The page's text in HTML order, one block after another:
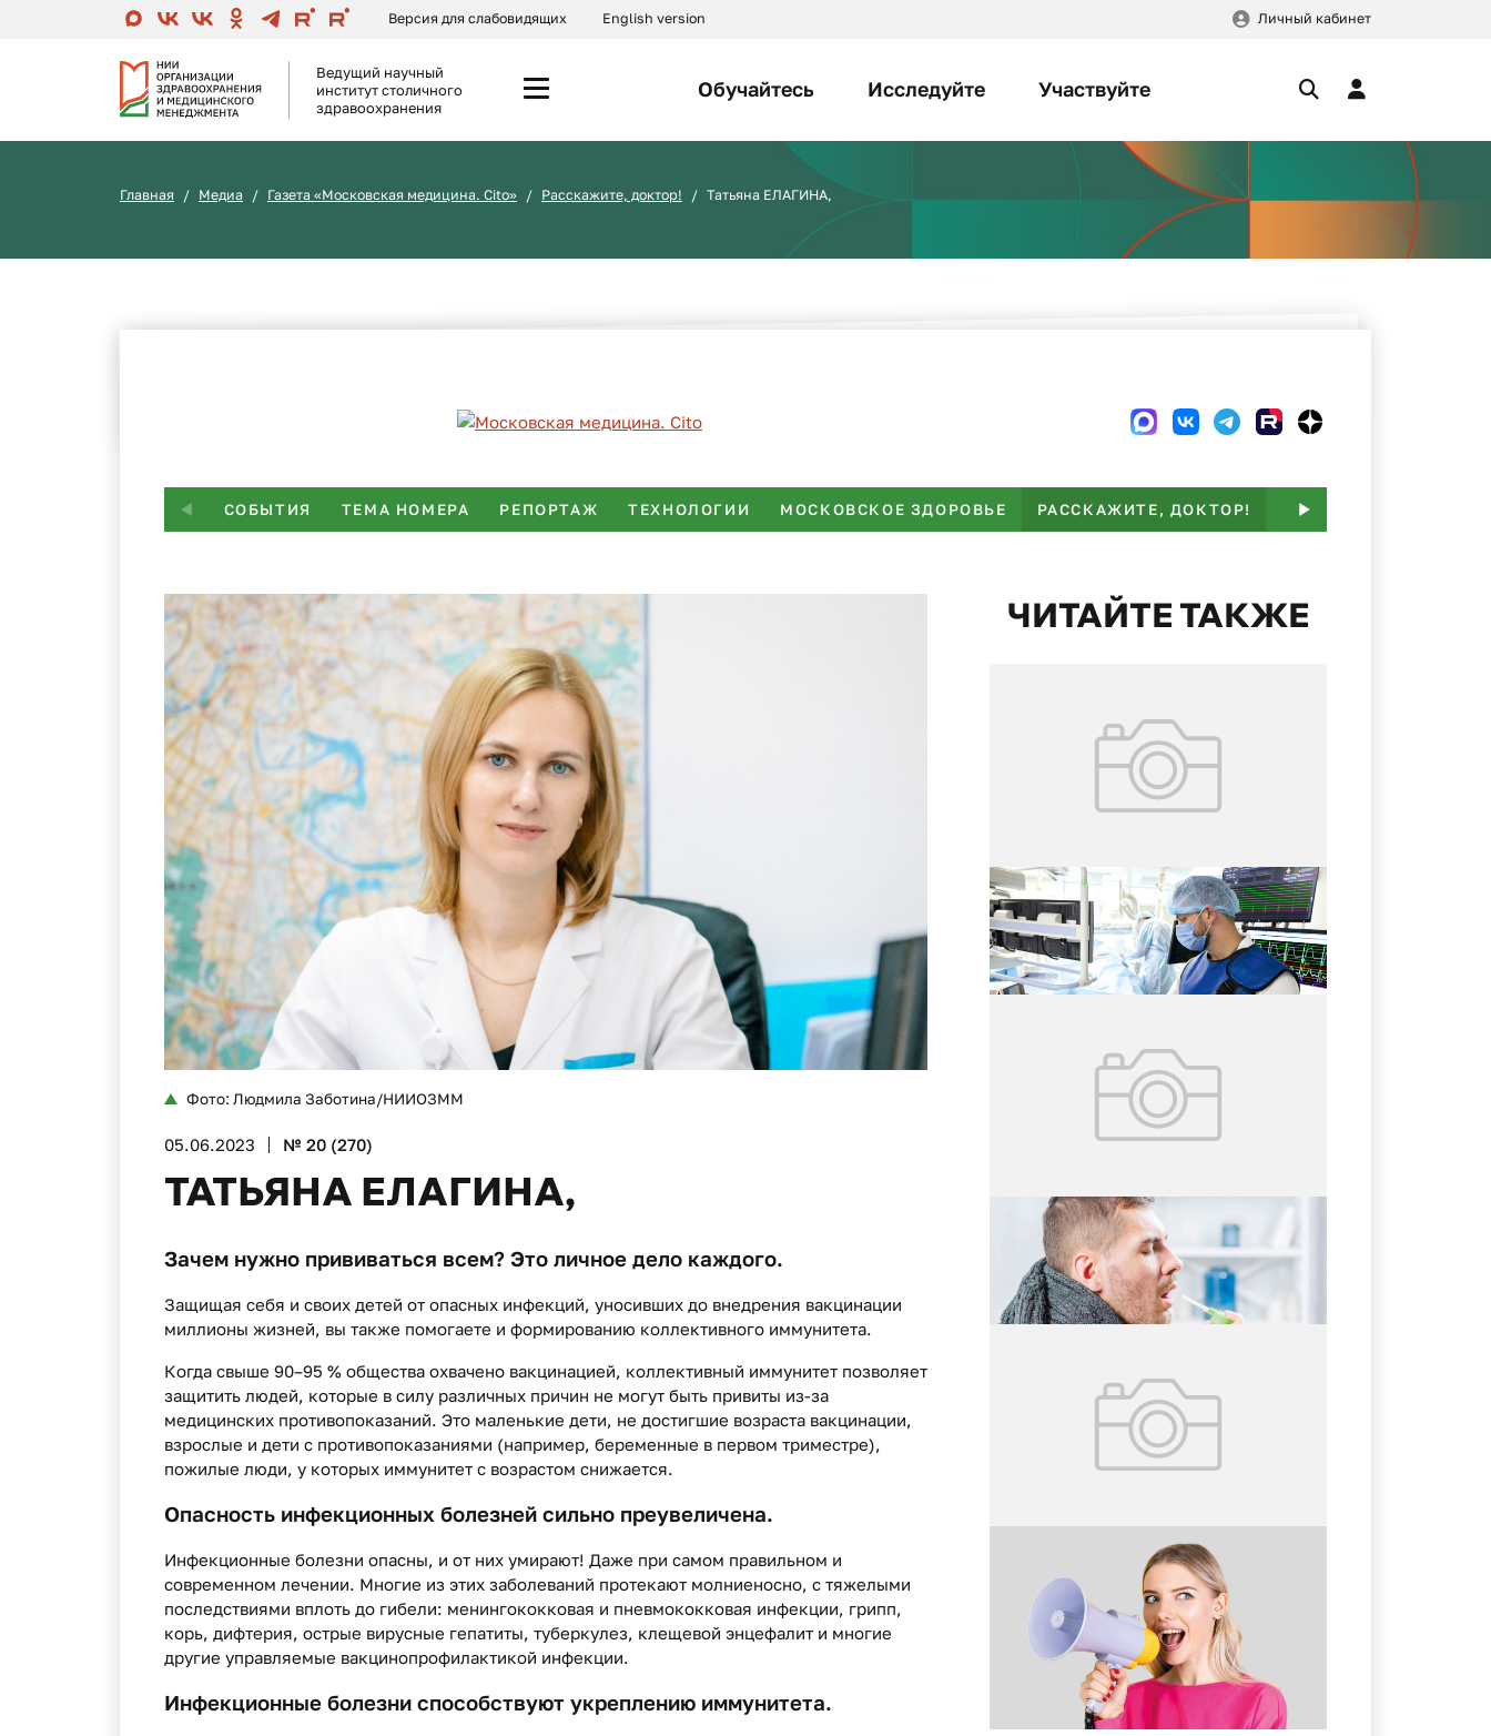
Версия для слабовидящих English version Личный кабинет
Ведущий научный
институт столичного
здравоохранения
Обучайтесь Исследуйте Участвуйте
Главная Медиа Газета «Московская медицина. Cito» Расскажите, доктор! Татьяна ЕЛАГИНА,
СОБЫТИЯ ТЕМА НОМЕРА РЕПОРТАЖ ТЕХНОЛОГИИ МОСКОВСКОЕ ЗДОРОВЬЕ РАССКАЖИТЕ, ДОКТОР! ПАМЯТКА
Фото: Людмила Заботина/НИИОЗММ
05.06.2023 № 20 (270)
ТАТЬЯНА ЕЛАГИНА,
Зачем нужно прививаться всем? Это личное дело каждого.
Защищая себя и своих детей от опасных инфекций, уносивших до внедрения вакцинации
миллионы жизней, вы также помогаете и формированию коллективного иммунитета.
Когда свыше 90–95 % общества охвачено вакцинацией, коллективный иммунитет позволяет
защитить людей, которые в силу различных причин не могут быть привиты из-за
медицинских противопоказаний. Это маленькие дети, не достигшие возраста вакцинации,
взрослые и дети с противопоказаниями (например, беременные в первом триместре),
пожилые люди, у которых иммунитет с возрастом снижается.
Опасность инфекционных болезней сильно преувеличена.
Инфекционные болезни опасны, и от них умирают! Даже при самом правильном и
современном лечении. Многие из этих заболеваний протекают молниеносно, с тяжелыми
последствиями вплоть до гибели: менингококковая и пневмококковая инфекции, грипп,
корь, дифтерия, острые вирусные гепатиты, туберкулез, клещевой энцефалит и многие
другие управляемые вакцинопрофилактикой инфекции.
Инфекционные болезни способствуют укреплению иммунитета.
ЧИТАЙТЕ ТАКЖЕ
05.07.2026 № 25 (423)
Помощник сердца
31.05.2026 № 20 (418)
7 вопросов о летней ангине
№ 13 (361)
От шёпота до крика